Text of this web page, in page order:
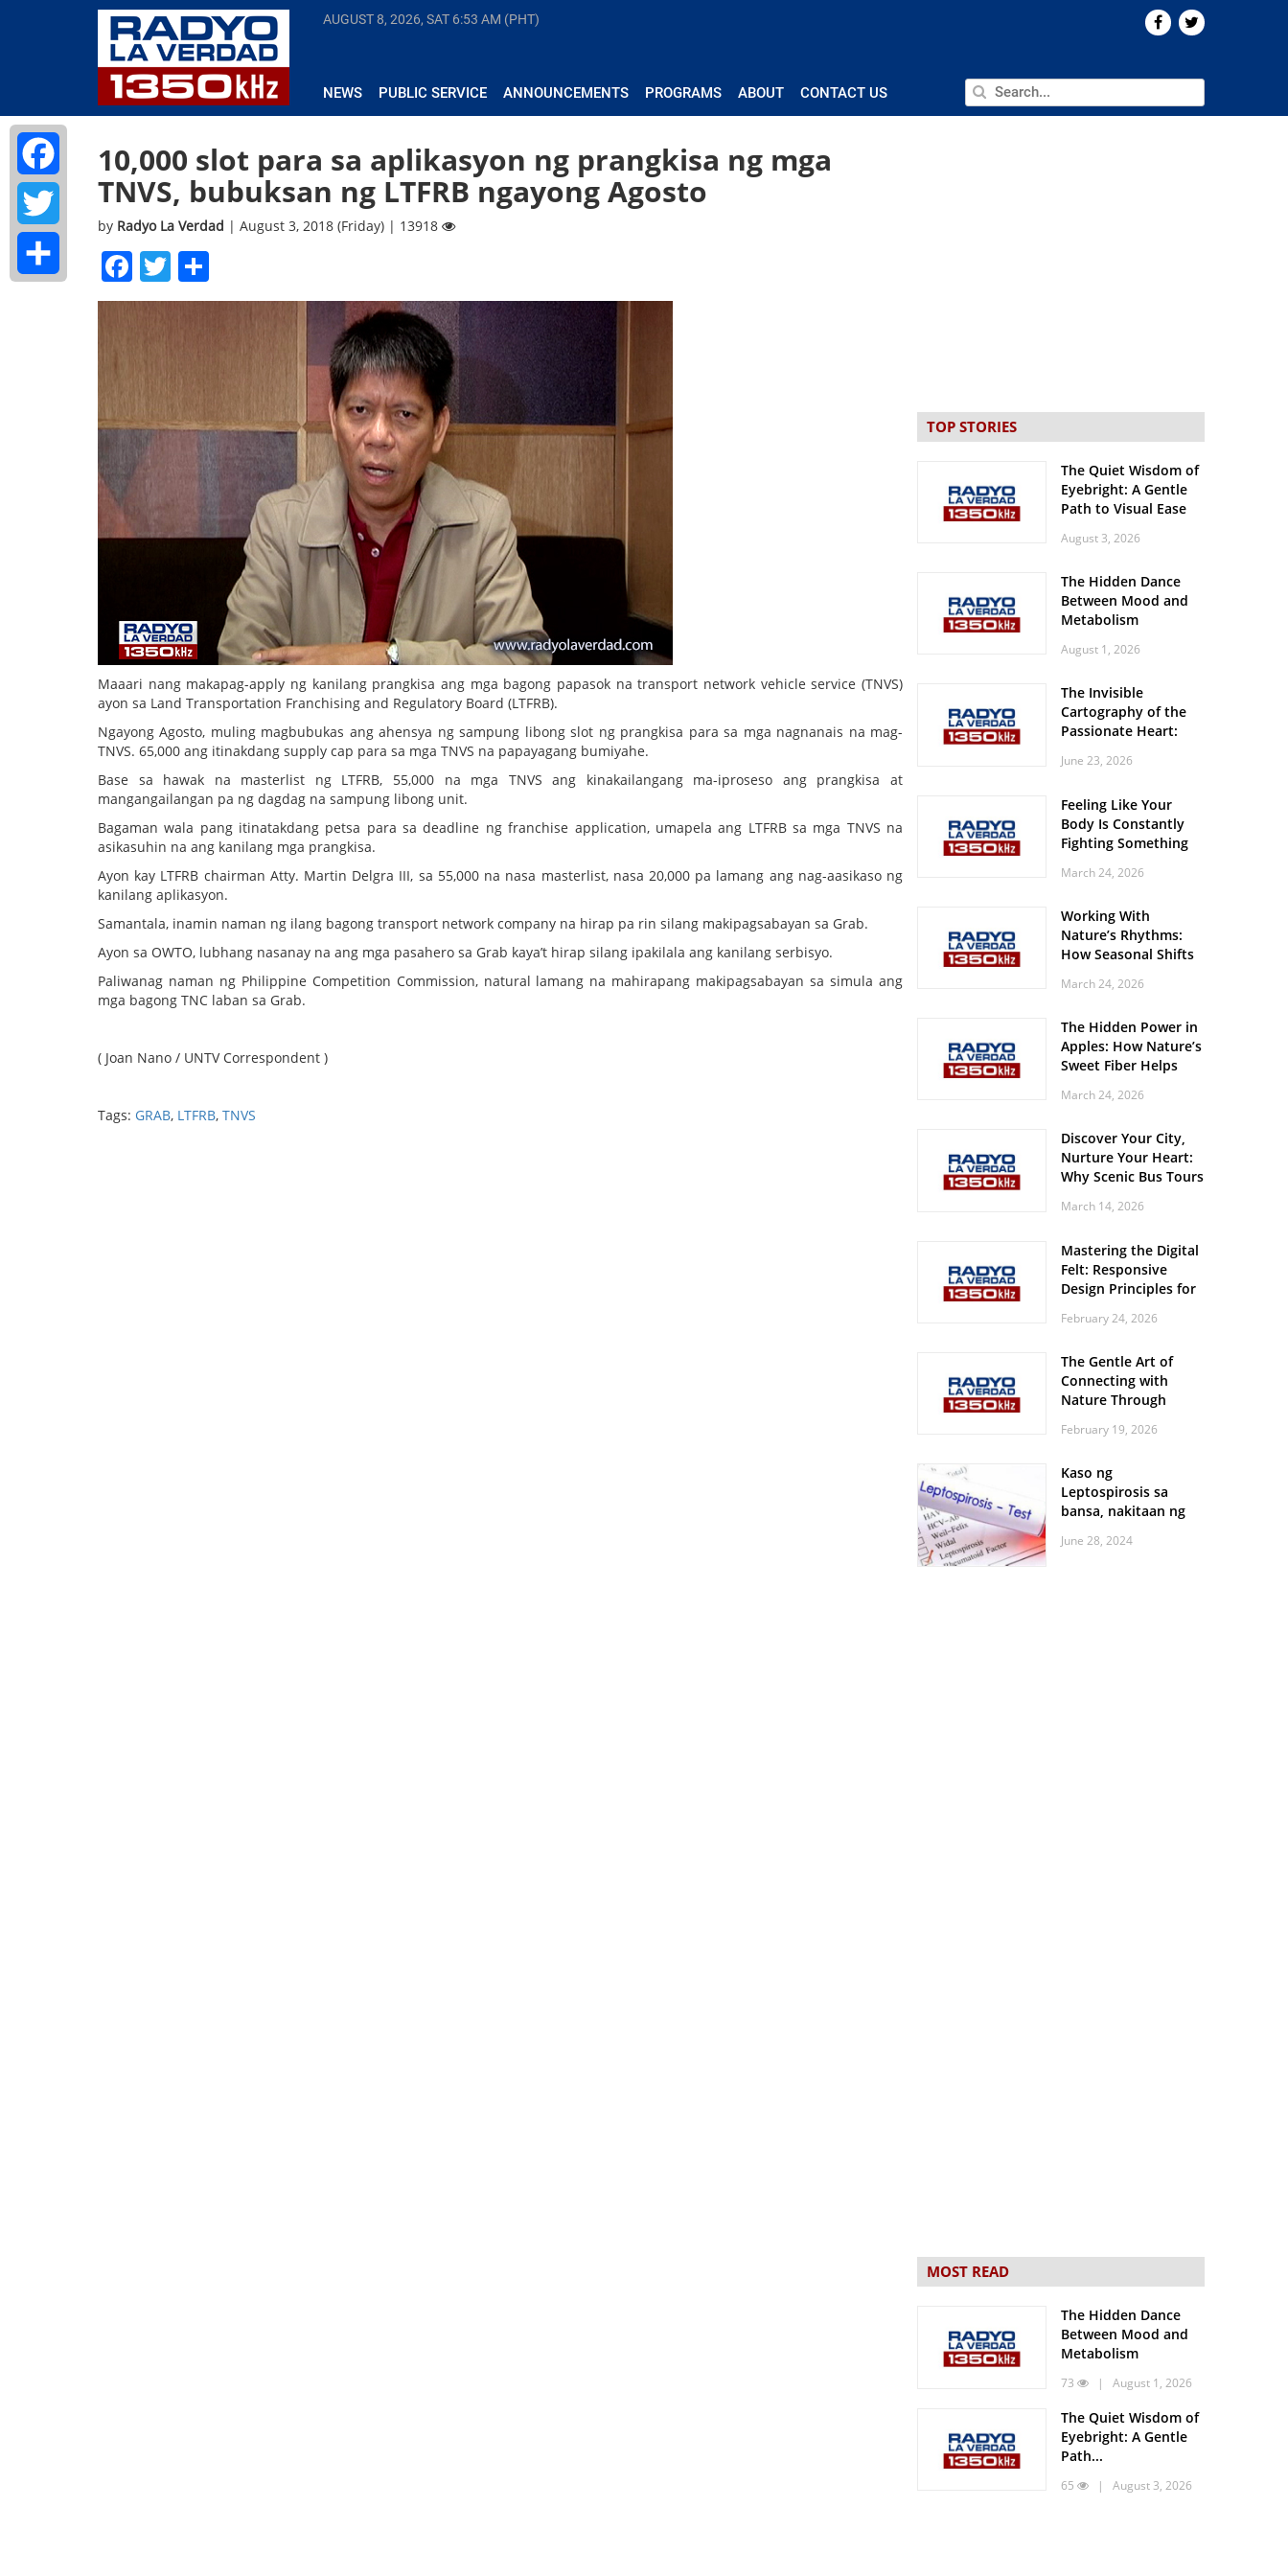
AUGUST 8, 2026, SAT 6:53 AM (PHT)
NEWS PUBLIC SERVICE ANNOUNCEMENTS PROGRAMS ABOUT CONTACT US
10,000 slot para sa aplikasyon ng prangkisa ng mga
TNVS, bubuksan ng LTFRB ngayong Agosto
by Radyo La Verdad | August 3, 2018 (Friday) | 13918
Facebook
Twitter
Maaari nang makapag-apply ng kanilang prangkisa ang mga bagong papasok na transport network vehicle service (TNVS)
ayon sa Land Transportation Franchising and Regulatory Board (LTFRB).
Ngayong Agosto, muling magbubukas ang ahensya ng sampung libong slot ng prangkisa para sa mga nagnanais na mag-
TNVS. 65,000 ang itinakdang supply cap para sa mga TNVS na papayagang bumiyahe.
Base sa hawak na masterlist ng LTFRB, 55,000 na mga TNVS ang kinakailangang ma-iproseso ang prangkisa at
mangangailangan pa ng dagdag na sampung libong unit.
Bagaman wala pang itinatakdang petsa para sa deadline ng franchise application, umapela ang LTFRB sa mga TNVS na
asikasuhin na ang kanilang mga prangkisa.
Ayon kay LTFRB chairman Atty. Martin Delgra III, sa 55,000 na nasa masterlist, nasa 20,000 pa lamang ang nag-aasikaso ng
kanilang aplikasyon.
Samantala, inamin naman ng ilang bagong transport network company na hirap pa rin silang makipagsabayan sa Grab.
Ayon sa OWTO, lubhang nasanay na ang mga pasahero sa Grab kaya’t hirap silang ipakilala ang kanilang serbisyo.
Paliwanag naman ng Philippine Competition Commission, natural lamang na mahirapang makipagsabayan sa simula ang
mga bagong TNC laban sa Grab.
( Joan Nano / UNTV Correspondent )
Tags: GRAB, LTFRB, TNVS
TOP STORIES
The Quiet Wisdom of
Eyebright: A Gentle
Path to Visual Ease
August 3, 2026
The Hidden Dance
Between Mood and
Metabolism
August 1, 2026
The Invisible
Cartography of the
Passionate Heart:
Spatial Solitude in
Roaring Stadiums
June 23, 2026
Feeling Like Your
Body Is Constantly
Fighting Something
Body Might Be
March 24, 2026
Working With
Nature’s Rhythms:
How Seasonal Shifts
and Vitality
March 24, 2026
The Hidden Power in
Apples: How Nature’s
Sweet Fiber Helps
Steady and Smooth
March 24, 2026
Discover Your City,
Nurture Your Heart:
Why Scenic Bus Tours
Practice
March 14, 2026
Mastering the Digital
Felt: Responsive
Design Principles for
February 24, 2026
The Gentle Art of
Connecting with
Nature Through
Walks
February 19, 2026
Kaso ng
Leptospirosis sa
bansa, nakitaan ng
June 28, 2024
MOST READ
The Hidden Dance
Between Mood and
Metabolism
73 | August 1, 2026
The Quiet Wisdom of
Eyebright: A Gentle
Path...
65 | August 3, 2026
Facebook
Twitter